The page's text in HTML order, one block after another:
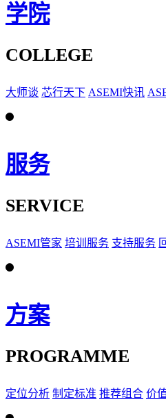
学院
COLLEGE
大师谈 芯行天下 ASEMI快讯
服务
SERVICE
ASEMI管家 培训服务 支持服务
方案
PROGRAMME
定位分析 制定标准 推荐组合 价